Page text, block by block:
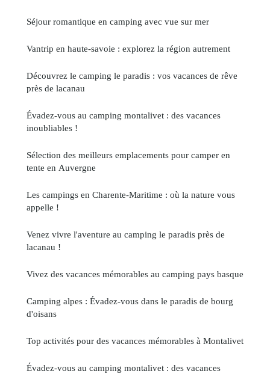
Séjour romantique en camping avec vue sur mer
Vantrip en haute-savoie : explorez la région autrement
Découvrez le camping le paradis : vos vacances de rêve
près de lacanau
Évadez-vous au camping montalivet : des vacances
inoubliables !
Sélection des meilleurs emplacements pour camper en
tente en Auvergne
Les campings en Charente-Maritime : où la nature vous
appelle !
Venez vivre l'aventure au camping le paradis près de
lacanau !
Vivez des vacances mémorables au camping pays basque
Camping alpes : Évadez-vous dans le paradis de bourg
d'oisans
Top activités pour des vacances mémorables à Montalivet
Évadez-vous au camping montalivet : des vacances